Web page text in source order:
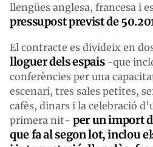
llengües anglesa, francesa i
pressupost previst de
El contracte es divideix en
lloguer dels espais-que
conferències per una
escenari, tres sales petites,
cafès, dinars i la celebració
primera nit- per un import
que fa al segon lot, inclou